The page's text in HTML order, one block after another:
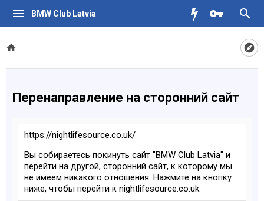
BMW Club Latvia
Перенаправление на сторонний сайт
https://nightlifesource.co.uk/
Вы собираетесь покинуть сайт "BMW Club Latvia" и
перейти на другой, сторонний сайт, к которому мы
не имеем никакого отношения. Нажмите на кнопку
ниже, чтобы перейти к nightlifesource.co.uk.